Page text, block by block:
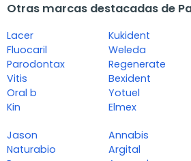
Otras marcas destacadas de
Lacer
Fluocaril
Parodontax
Vitis
Oral b
Kin
Kukident
Weleda
Regenerate
Bexident
Yotuel
Elmex
Jason
Naturabio
Annabis
Argital